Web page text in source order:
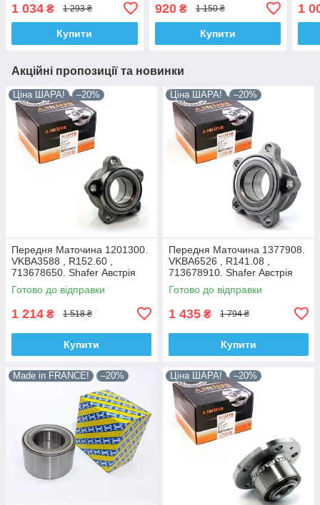
VKBA3961 , R174.61 ,
713617860
1 034 ₴ 1 293 ₴
Купити
VKBA1970 , R173.14 ,
713619170
920₴ 1 150 ₴
Купити
1
Акційні пропозиції та новинки
Ціна ШАРА! –20%
Передня Маточина 1201300.
VKBA3588 , R152.60 ,
713678650. Shafer Австрія
Готово до відправки
1 214 ₴ 1 518 ₴
Купити
Ціна ШАРА! –20%
Передня Маточина 1377908.
VKBA6526 , R141.08 ,
713678910. Shafer Австрія
Готово до відправки
1 435 ₴ 1 794 ₴
Купити
Made in FRANCE! –20% Ціна ШАРА! –20%